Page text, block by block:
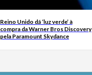
Reino Unido dá ‘luz verde’ à
compra da Warner Bros Discovery
pela Paramount Skydance